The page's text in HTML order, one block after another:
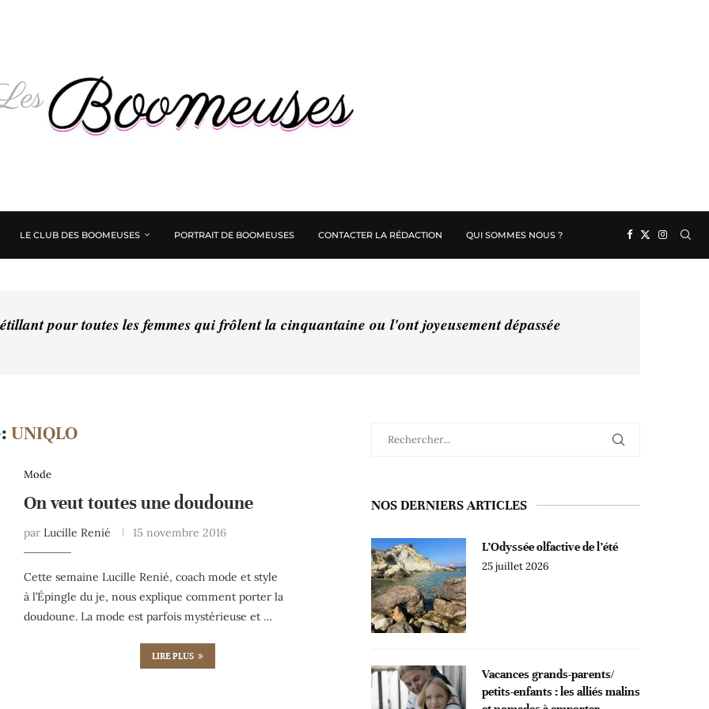
LE CLUB DES BOOMEUSES PORTRAIT DE BOOMEUSES CONTACTER LA RÉDACTION QUI SOMMES NOUS ?
pour toutes les femmes qui frôlent la cinquantaine ou l'ont joyeusement dépassée
UNIQLO
Mode
On veut toutes une doudoune
par Lucille Renié 15 novembre 2016
Cette semaine Lucille Renié, coach mode et style
à l’Épingle du je, nous explique comment porter la
doudoune. La mode est parfois mystérieuse et …
LIRE PLUS
NOS DERNIERS ARTICLES
L’Odyssée olfactive de l’été
25 juillet 2026
Vacances grands-parents/
petits-enfants : les alliés malins